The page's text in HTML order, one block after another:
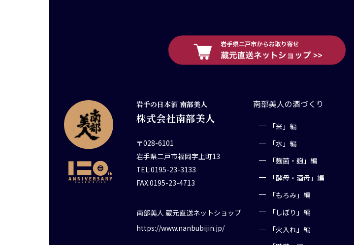
岩手の日本酒 南部美人
株式会社南部美人
〒028-6101
岩手県二戸市福岡字上町13
TEL:0195-23-3133
FAX:0195-23-4713
南部美人 蔵元直送ネットショップ
https://www.nanbubijin.jp/
南部美人の酒づくり
「米」編
「水」編
「麹菌・麹」編
「酵母・酒母」編
「もろみ」編
「しぼり」編
「火入れ」編